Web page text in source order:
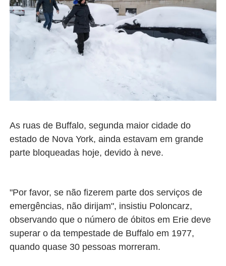
As ruas de Buffalo, segunda maior cidade do
estado de Nova York, ainda estavam em grande
parte bloqueadas hoje, devido à neve.
"Por favor, se não fizerem parte dos serviços de
emergências, não dirijam", insistiu Poloncarz,
observando que o número de óbitos em Erie deve
superar o da tempestade de Buffalo em 1977,
quando quase 30 pessoas morreram.